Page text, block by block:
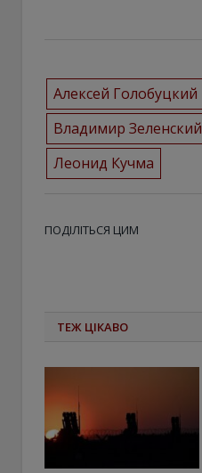
Алексей Голобуцкий
Владимир Зеленский
Леонид Кучма
ПОДІЛІТЬСЯ ЦИМ
ТЕЖ ЦІКАВО